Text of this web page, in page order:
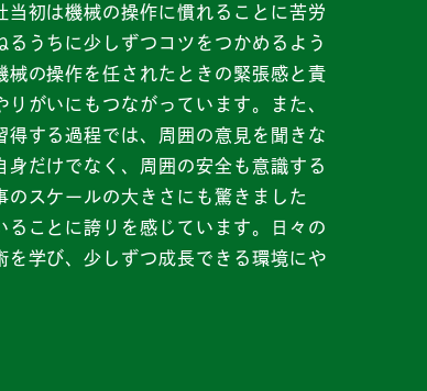
当初は機械の操作に慣れることに苦労
るうちに少しずつコツをつかめるよう
械の操作を任されたときの緊張感と責
がいにもつながっています。また、
得する過程では、周囲の意見を聞きな
身だけでなく、周囲の安全も意識する
のスケールの大きさにも驚きました
ることに誇りを感じています。日々の
を学び、少しずつ成長できる環境にや